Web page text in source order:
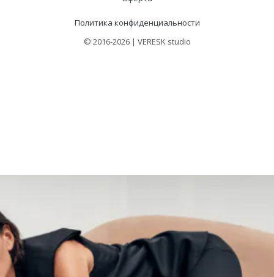
Политика конфиденциальности
© 2016-2026 | VERESK studio